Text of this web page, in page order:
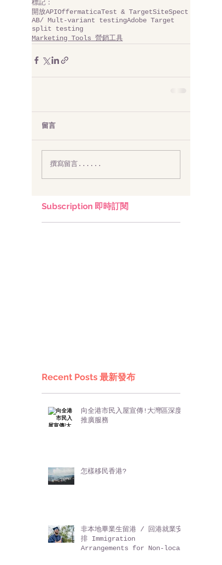
標記：
開放APIOffermaticaTest & TargetSiteSpect
AB/ Mult-variant testingAdobe Target
split testing
Marketing Tools 營銷工具
留言
撰寫留言......
Subscription 即時訂閱
Recent Posts 最新發布
向全港市民入屋宣傳!大灣區深度
推廣服務
怎樣移民香港?
非本地畢業生留港 / 回港就業安
排 Immigration
Arrangements for Non-local